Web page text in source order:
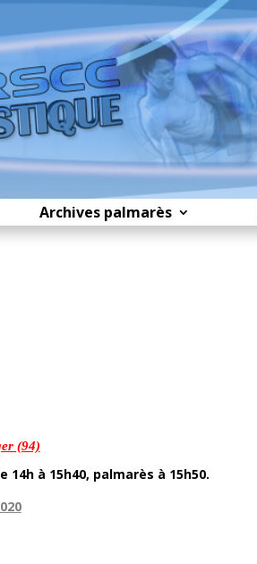
Archives palmarès
(94)
à 15h40, palmarès à 15h50.